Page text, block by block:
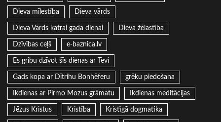
Dieva mīlestība Dieva vārds
Dieva Vārds katrai gada dienai Dieva žēlastība
Dzīvības ceļš e-baznica.lv
Es gribu dzīvot šīs dienas ar Tevi
Gads kopa ar Dītrihu Bonhēferu grēku piedošana
Ikdienas ar Pirmo Mozus grāmatu Ikdienas meditācijas
Jēzus Kristus Kristība Kristīgā dogmatika